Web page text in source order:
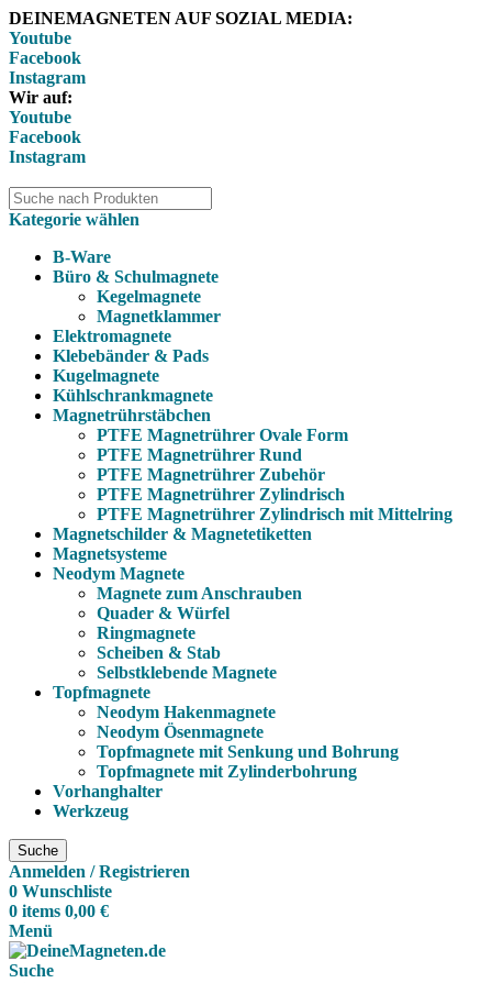
DEINEMAGNETEN AUF SOZIAL MEDIA:
Youtube
Facebook
Instagram
Wir auf:
Youtube
Facebook
Instagram
Kategorie wählen
B-Ware
Büro & Schulmagnete
Kegelmagnete
Magnetklammer
Elektromagnete
Klebebänder & Pads
Kugelmagnete
Kühlschrankmagnete
Magnetrührstäbchen
PTFE Magnetrührer Ovale Form
PTFE Magnetrührer Rund
PTFE Magnetrührer Zubehör
PTFE Magnetrührer Zylindrisch
PTFE Magnetrührer Zylindrisch mit Mittelring
Magnetschilder & Magnetetiketten
Magnetsysteme
Neodym Magnete
Magnete zum Anschrauben
Quader & Würfel
Ringmagnete
Scheiben & Stab
Selbstklebende Magnete
Topfmagnete
Neodym Hakenmagnete
Neodym Ösenmagnete
Topfmagnete mit Senkung und Bohrung
Topfmagnete mit Zylinderbohrung
Vorhanghalter
Werkzeug
Suche
Anmelden / Registrieren
0 Wunschliste
0 items 0,00 €
Menü
Suche